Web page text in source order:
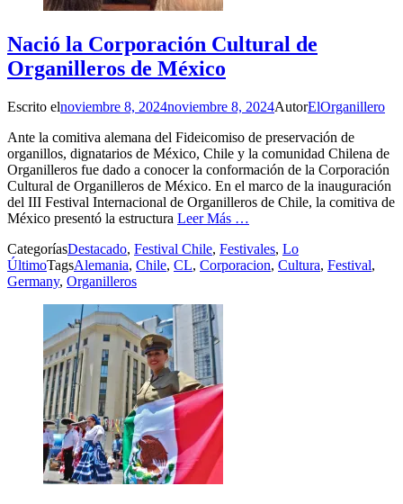
Nació la Corporación Cultural de
Organilleros de México
Escrito elnoviembre 8, 2024noviembre 8, 2024AutorElOrganillero
Ante la comitiva alemana del Fideicomiso de preservación de
organillos, dignatarios de México, Chile y la comunidad Chilena de
Organilleros fue dado a conocer la conformación de la Corporación
Cultural de Organilleros de México. En el marco de la inauguración
del III Festival Internacional de Organilleros de Chile, la comitiva de
México presentó la estructura Leer Más …
CategoríasDestacado, Festival Chile, Festivales, Lo
ÚltimoTagsAlemania, Chile, CL, Corporacion, Cultura, Festival,
Germany, Organilleros